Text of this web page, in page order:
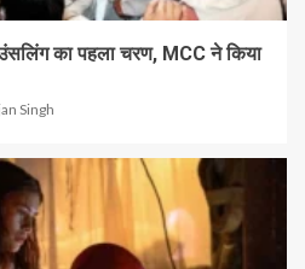
का पहला चरण, MCC ने किया
Singh